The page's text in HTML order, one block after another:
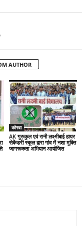
AUTHOR
कोरबा
AK गुरुकुल एवं रानी लक्ष्मीबाई हायर
सेकेंडरी स्कूल द्वारा गांव में नशा मुक्ति
जागरूकता अभियान आयोजित